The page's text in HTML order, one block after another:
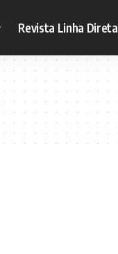
Revista Linha Direta